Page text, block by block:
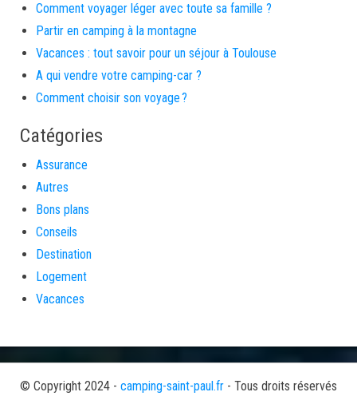
Comment voyager léger avec toute sa famille ?
Partir en camping à la montagne
Vacances : tout savoir pour un séjour à Toulouse
A qui vendre votre camping-car ?
Comment choisir son voyage ?
Catégories
Assurance
Autres
Bons plans
Conseils
Destination
Logement
Vacances
© Copyright 2024 - camping-saint-paul.fr - Tous droits réservés